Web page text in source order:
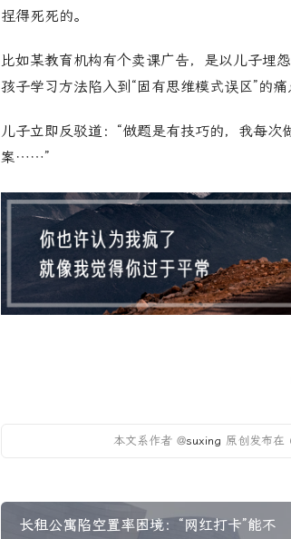
捏得死死的。
比如某教育机构有个卖课广告，是以儿子埋
孩子学习方法陷入到“固有思维模式误区”的
儿子立即反驳道：“做题是有技巧的，我每
案……”
本文系作者 @suxing 原创发布在
长租公寓陷空置率困境：“网红打卡”能不